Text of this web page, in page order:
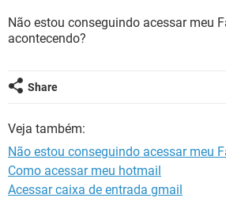
GUIA DE COMPRAS
OUTLOOK EXCEL
Não estou conseguindo acessar meu
acontecendo?
Share
Veja também:
Não estou conseguindo acessar meu
Como acessar meu hotmail
Acessar caixa de entrada gmail